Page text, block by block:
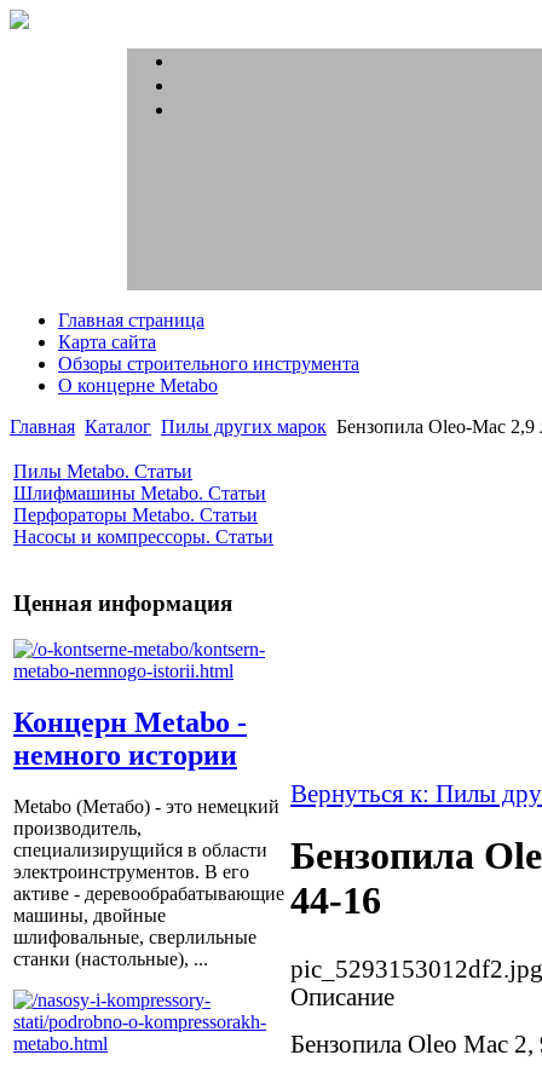
Главная страница
Карта сайта
Обзоры строительного инструмента
О концерне Metabo
Главная Каталог Пилы других марок Бензопила Oleo-Mac 2,9
Пилы Metabo. Статьи
Шлифмашины Metabo. Статьи
Перфораторы Metabo. Статьи
Насосы и компрессоры. Статьи
Ценная информация
Концерн Metabo -
немного истории
Metabo (Метабо) - это немецкий
производитель,
специализирущийся в области
электроинструментов. В его
активе - деревообрабатывающие
машины, двойные
шлифовальные, сверлильные
станки (настольные), ...
Вернуться к: Пилы
Бензопила
44-16
pic_5293153012df2.jpg
Описание
Бензопила Oleo Mac 2,